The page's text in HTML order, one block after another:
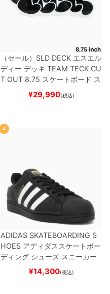
（セール） SLD DECK エスエル
ディー デッキ TEAM TECK CU
T OUT 8.75 スケートボード ス
¥29,990(税込)
4
ADIDAS SKATEBOARDING S
HOES アディダススケートボー
ディング シューズ スニーカー
スーパースターSUPERSTAR A
BLACK/WHITE/WHITE
¥14,300(税込)